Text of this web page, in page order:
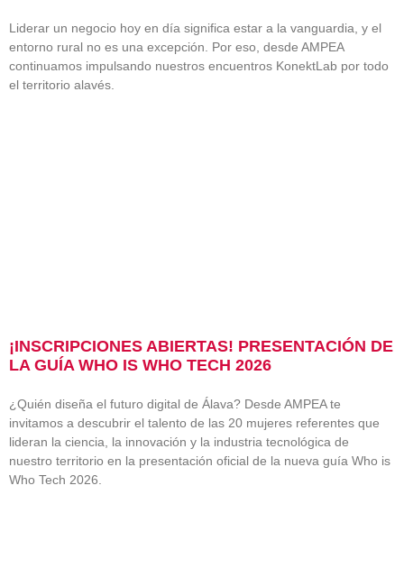
Liderar un negocio hoy en día significa estar a la vanguardia, y el
entorno rural no es una excepción. Por eso, desde AMPEA
continuamos impulsando nuestros encuentros KonektLab por todo
el territorio alavés.
¡INSCRIPCIONES ABIERTAS! PRESENTACIÓN DE
LA GUÍA WHO IS WHO TECH 2026
¿Quién diseña el futuro digital de Álava? Desde AMPEA te
invitamos a descubrir el talento de las 20 mujeres referentes que
lideran la ciencia, la innovación y la industria tecnológica de
nuestro territorio en la presentación oficial de la nueva guía Who is
Who Tech 2026.